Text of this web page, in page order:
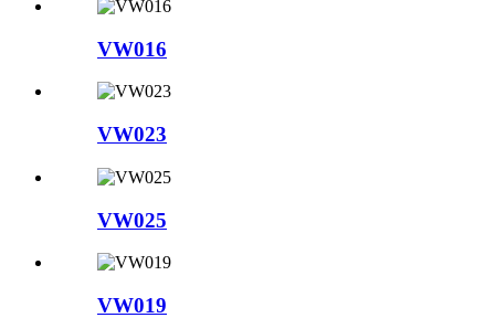
VW016
VW023
VW025
VW019